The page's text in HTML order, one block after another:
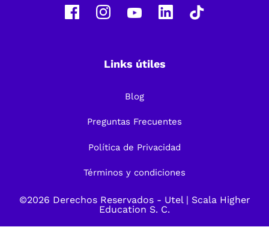
Links útiles
Blog
Preguntas Frecuentes
Política de Privacidad
Términos y condiciones
©2026 Derechos Reservados - Utel | Scala Higher
Education S. C.